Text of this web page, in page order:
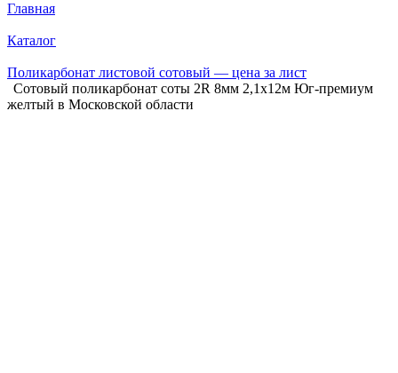
Главная
Каталог
Поликарбонат листовой сотовый — цена за лист
Сотовый поликарбонат соты 2R 8мм 2,1х12м Юг-премиум
желтый в Московской области